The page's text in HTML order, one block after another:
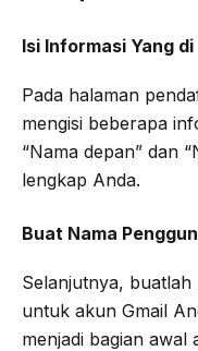
Isi Informasi Yang
Pada halaman
mengisi beberapa
“Nama depan” dan
lengkap Anda.
Buat Nama
Selanjutnya,
untuk akun Gmail
menjadi bagian awal